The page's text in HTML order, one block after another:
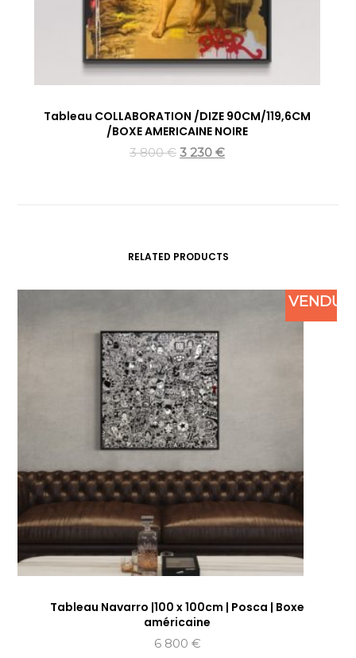
Tableau COLLABORATION /DIZE 90CM/119,6CM
/BOXE AMERICAINE NOIRE
3 800€ 3 230€
RELATED PRODUCTS
VENDU
Tableau Navarro |100 x 100cm | Posca | Boxe
américaine
6 800 €